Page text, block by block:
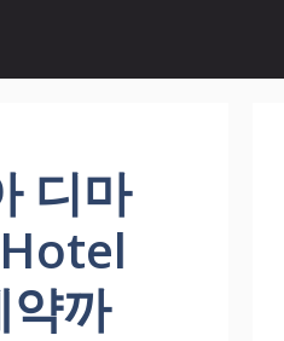
디마
약까